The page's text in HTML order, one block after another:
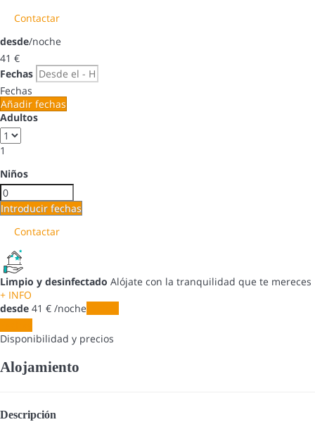
Contactar
desde/noche
41 €
Fechas
Fechas
Añadir fechas
Adultos
1
Niños
Introducir fechas
Contactar
Limpio y desinfectado Alójate con la tranquilidad que te mereces
+ INFO
desde 41 € /noche
Disponibilidad y precios
Alojamiento
Descripción